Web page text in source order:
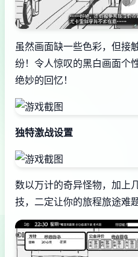
虽然画面缺一些色彩，但接
纷！令人惊叹的黑白画面个
绝妙的回忆！
独特激战设置
数以万计的奇异怪物，加上
技，二定让你的旅程旅途难